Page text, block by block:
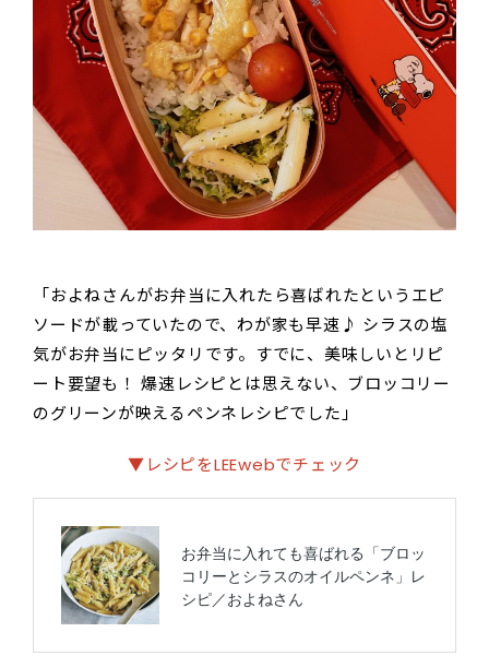
「およねさんがお弁当に入れたら喜ばれたというエピ
ソードが載っていたので、わが家も早速♪ シラスの塩
気がお弁当にピッタリです。すでに、美味しいとリピ
ート要望も！ 爆速レシピとは思えない、ブロッコリー
のグリーンが映えるペンネレシピでした」
▼レシピをLEEwebでチェック